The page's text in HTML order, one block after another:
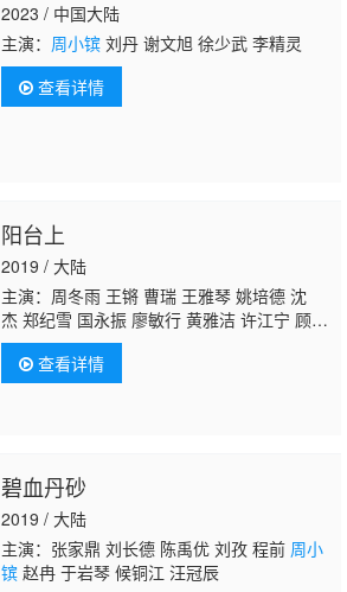
2023 / 中国大陆
主演： 周小镔刘丹 谢文旭 徐少武 李精灵
查看详情
阳台上
2019 / 大陆
主演：周冬雨 王锵 曹瑞 王雅琴 姚培德 沈
杰 郑纪雪 国永振 廖敏行 黄雅洁 许江宁 顾
鑫 谢承颖 赵嘉豪 李珂如 朱丽群
谦 贾博 闫钦 刘文江 魏志杰 常伶莉 王雪华 孙
鹏昊 任溯 王芃芃 李昀声 钟紫心
查看详情
碧血丹砂
2019 / 大陆
主演：张家鼎 刘长德 陈禹优 刘孜 程前 周小
镔赵冉 于岩琴 候铜江 汪冠辰